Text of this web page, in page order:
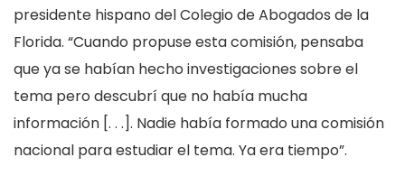
presidente hispano del Colegio de Abogados de la
Florida. “Cuando propuse esta comisión, pensaba
que ya se habían hecho investigaciones sobre el
tema pero descubrí que no había mucha
información [. . .]. Nadie había formado una comisión
nacional para estudiar el tema. Ya era tiempo”.